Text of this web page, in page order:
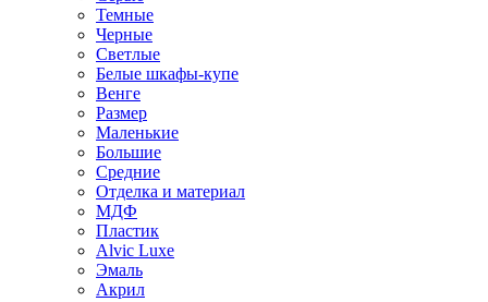
Темные
Черные
Светлые
Белые шкафы-купе
Венге
Размер
Маленькие
Большие
Средние
Отделка и материал
МДФ
Пластик
Alvic Luxe
Эмаль
Акрил